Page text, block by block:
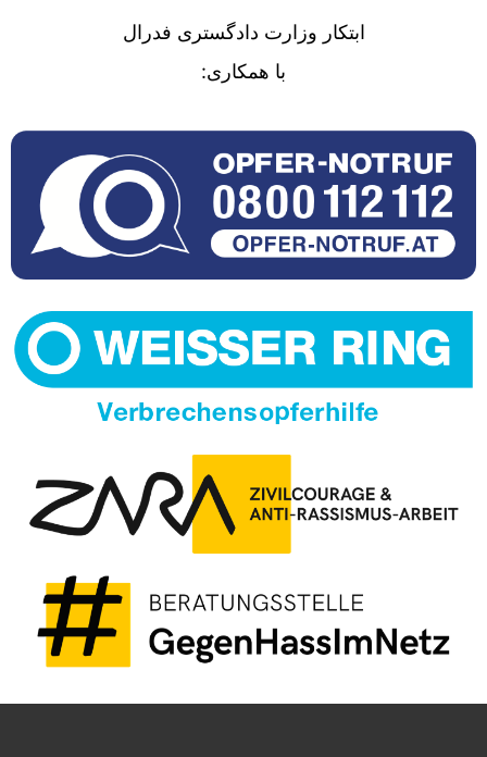
ابتکار وزارت دادگستری فدرال
با همکاری: